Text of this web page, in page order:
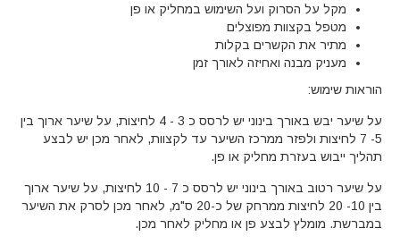
מקל על הסרוק ועל השימוש במחליק או פן
מטפל בקצוות מפוצלים
מתיר את הקשרים בקלות
מעניק מבנה ואחיזה לאורך זמן
הוראות שימוש:
על שיער יבש באורך בינוני יש לרסס כ 3 - 4 לחיצות, על שיער ארוך בין
5- 7 לחיצות ולפזר ממרכז השיער עד לקצוות, לאחר מכן יש לבצע
תהליך ייבוש בעזרת מחליק או פן.
על שיער רטוב באורך בינוני יש לרסס כ 7 - 10 לחיצות, על שיער ארוך
בין 10- 20 לחיצות ממרחק של כ-20 ס"מ, לאחר מכן לסרק את השיער
במברשת. מומלץ לבצע פן או מחליק לאחר מכן.